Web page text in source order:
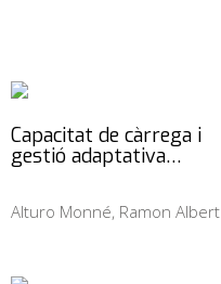
Capacitat de càrrega i
gestió adaptativa…
Alturo Monné, Ramon Albert